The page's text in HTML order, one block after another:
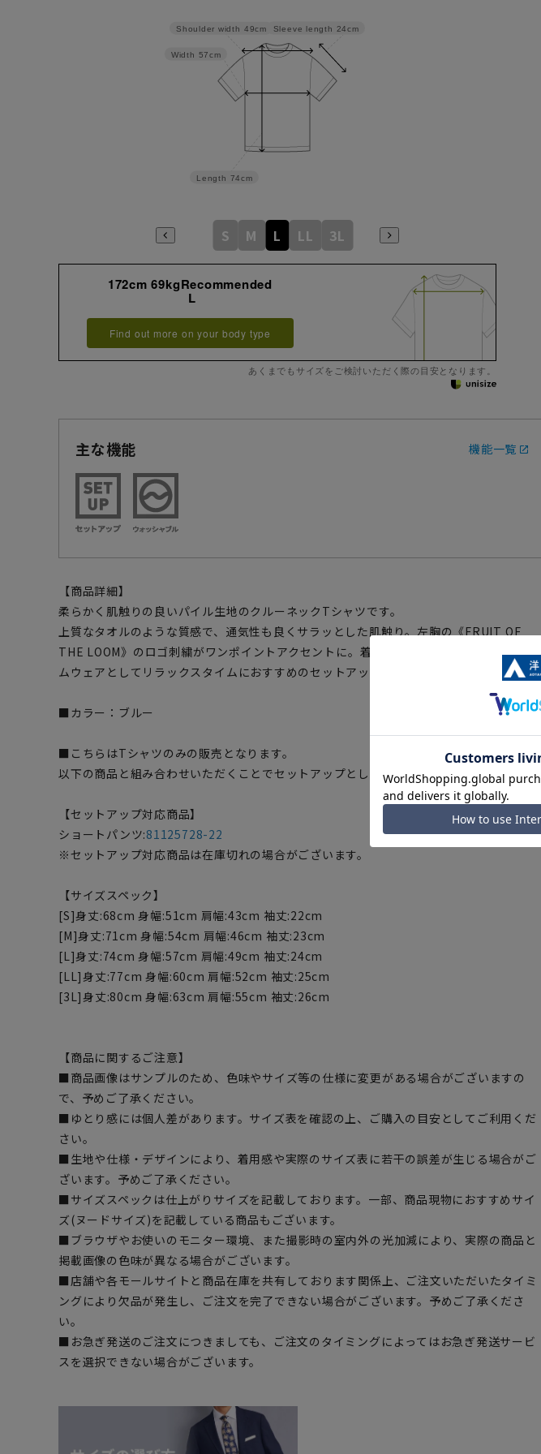
Sleeve length 24cm
Length 74cm
Width 57cm
Shoulder width 49cm
S M L LL 3L
172cm 69kgRecommended
L
Find out more on your body type
あくまでもサイズをご検討いただく際の目安となります。
主な機能 機能一覧
【商品詳細】
柔らかく肌触りの良いパイル生地のクルーネックTシャツです。
上質なタオルのような質感で、通気性も良くサラッとした肌触り。左胸の《FRUIT OF
THE LOOM》のロゴ刺繍がワンポイントアクセントに。着心地が良くルームウェア・ホー
ムウェアとしてリラックスタイムにおすすめのセットアップアイテムです。
■カラー：ブルー
■こちらはTシャツのみの販売となります。
以下の商品と組み合わせいただくことでセットアップとして着用いただけます。
【セットアップ対応商品】
ショートパンツ:81125728-22
※セットアップ対応商品は在庫切れの場合がございます。
【サイズスペック】
[S]身丈:68cm 身幅:51cm 肩幅:43cm 袖丈:22cm
[M]身丈:71cm 身幅:54cm 肩幅:46cm 袖丈:23cm
[L]身丈:74cm 身幅:57cm 肩幅:49cm 袖丈:24cm
[LL]身丈:77cm 身幅:60cm 肩幅:52cm 袖丈:25cm
[3L]身丈:80cm 身幅:63cm 肩幅:55cm 袖丈:26cm
【商品に関するご注意】
■商品画像はサンプルのため、色味やサイズ等の仕様に変更がある場合がございますの
で、予めご了承ください。
■ゆとり感には個人差があります。サイズ表を確認の上、ご購入の目安としてご利用くだ
さい。
■生地や仕様・デザインにより、着用感や実際のサイズ表に若干の誤差が生じる場合がご
ざいます。予めご了承ください。
■サイズスペックは仕上がりサイズを記載しております。一部、商品現物におすすめサイ
ズ(ヌードサイズ)を記載している商品もございます。
■ブラウザやお使いのモニター環境、また撮影時の室内外の光加減により、実際の商品と
掲載画像の色味が異なる場合がございます。
■店舗や各モールサイトと商品在庫を共有しております関係上、ご注文いただいたタイミ
ングにより欠品が発生し、ご注文を完了できない場合がございます。予めご了承くださ
い。
■お急ぎ発送のご注文につきましても、ご注文のタイミングによってはお急ぎ発送サービ
スを選択できない場合がございます。